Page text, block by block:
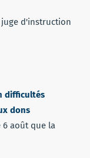
juge d'instruction
difficultés
dons
6 août que la